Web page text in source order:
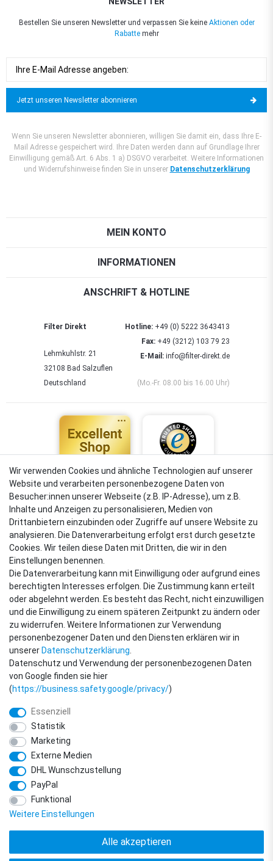
Bestellen Sie unseren Newsletter und verpassen Sie keine Aktionen oder
Rabattemehr
Jetzt unseren Newsletter abonnieren
Wenn Sie unseren Newsletter abonnieren, willigen Sie damit ein, dass Ihre E-
Mail Adresse gespeichert wird. Ihre Daten werden dann auf Grundlage Ihrer
Einwilligung gemäß Art. 6 Abs. 1 a) DSGVO verarbeitet. Weitere Informationen
und Widerrufshinweise finden Sie in unserer Datenschutzerklärung
MEIN KONTO
INFORMATIONEN
ANSCHRIFT & HOTLINE
Filter Direkt
Lehmkuhlstr. 21
32108 Bad Salzuflen
Deutschland
Hotline:+49 (0) 5222 3643413
Fax:+49 (3212) 103 79 23
E-Mail:info@filter-direkt.de
(Mo.-Fr. 08.00 bis 16.00 Uhr)
4,88
Sehr gut
VERSANDARTEN
ZAHLUNGSARTEN
© Copyright 2018 - 2026 filter-direkt. Alle Rechte vorbehalten. / *Alle Preise
verstehen sich inkl. MwSt. und zzgl. Versandkosten.
Wir verwenden Cookies und ähnliche Technologien auf unserer
Website und verarbeiten personenbezogene Daten von
Besucher:innen unserer Webseite (z.B. IP-Adresse), um z.B.
Inhalte und Anzeigen zu personalisieren, Medien von
Drittanbietern einzubinden oder Zugriffe auf unsere Website zu
analysieren. Die Datenverarbeitung erfolgt erst durch gesetzte
Cookies. Wir teilen diese Daten mit Dritten, die wir in den
Einstellungen benennen.
Die Datenverarbeitung kann mit Einwilligung oder aufgrund eines
berechtigten Interesses erfolgen. Die Zustimmung kann erteilt
oder abgelehnt werden. Es besteht das Recht, nicht einzuwilligen
und die Einwilligung zu einem späteren Zeitpunkt zu ändern oder
zu widerrufen. Weitere Informationen zur Verwendung
personenbezogener Daten und den Diensten erklären wir in
unserer Daten­schutz­erklärung
Datenschutz und Verwendung der personenbezogenen Daten
von Google finden sie hier
(https://business.safety.google/privacy/)
Essenziell
Statistik
Marketing
Externe Medien
DHL Wunschzustellung
PayPal
Funktional
Weitere Einstellungen
Alle akzeptieren